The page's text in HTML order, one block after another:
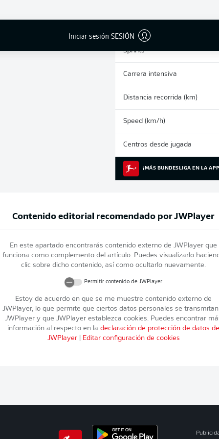
Iniciar sesión SESIÓN
Sprints
Carrera intensiva
Distancia recorrida (km)
Speed (km/h)
Centros desde jugada
¡MÁS BUNDESLIGA EN LA
Contenido editorial recomendado porJWPlayer
En este apartado encontrarás contenido externo de JWPlayer que
funciona como complemento del artículo. Puedes visualizarlo
clic sobre dicho contenido, así como ocultarlo nuevamente.
Permitir contenido de JWPlayer
Estoy de acuerdo en que se me muestre contenido externo de
JWPlayer, lo que permite que ciertos datos personales se
JWPlayer y que JWPlayer establezca cookies. Puedes encontrar
información al respecto en la declaración de protección de datos de
JWPlayer| Editar configuración de cookies